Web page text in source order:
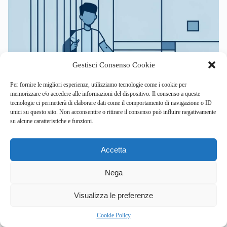
Gestisci Consenso Cookie
Per fornire le migliori esperienze, utilizziamo tecnologie come i cookie per
memorizzare e/o accedere alle informazioni del dispositivo. Il consenso a queste
tecnologie ci permetterà di elaborare dati come il comportamento di navigazione o ID
unici su questo sito. Non acconsentire o ritirare il consenso può influire negativamente
su alcune caratteristiche e funzioni.
Accetta
Nega
Visualizza le preferenze
Cookie Policy
NEWS SALUTE MENTALE
Salute mentale giovanile: il servizio “AscoltaMi” è
insufficiente per le fragilità dei ragazzi
l’interrogazione parlamentare alla camera accende i